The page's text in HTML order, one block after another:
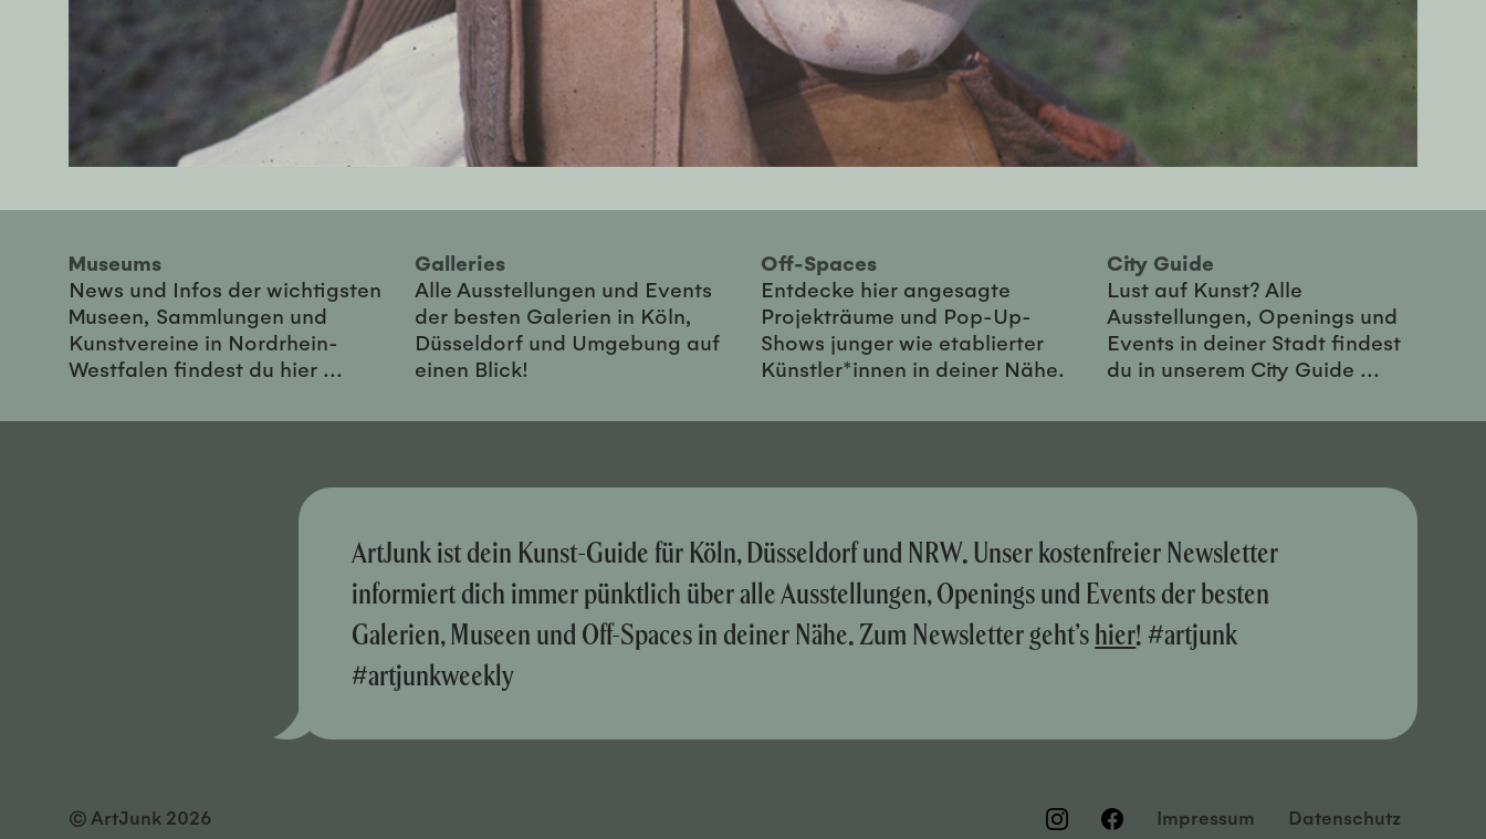
Museums
News und Infos der wichtigsten
Museen, Sammlungen und
Kunstvereine in Nordrhein-
Westfalen findest du hier ...
Galleries
Alle Ausstellungen und Events
der besten Galerien in Köln,
Düsseldorf und Umgebung auf
einen Blick!
Off-Spaces
Entdecke hier angesagte
Projekträume und Pop-Up-
Shows junger wie etablierter
Künstler*innen in deiner Nähe.
City Guide
Lust auf Kunst? Alle
Ausstellungen, Openings und
Events in deiner Stadt findest
du in unserem City Guide ...
ArtJunk ist dein Kunst-Guide für Köln, Düsseldorf und NRW. Unser kostenfreier Newsletter
informiert dich immer pünktlich über alle Ausstellungen, Openings und Events der besten
Galerien, Museen und Off-Spaces in deiner Nähe. Zum Newsletter geht’shier! #artjunk
#artjunkweekly
Impressum Datenschutz
© ArtJunk 2026